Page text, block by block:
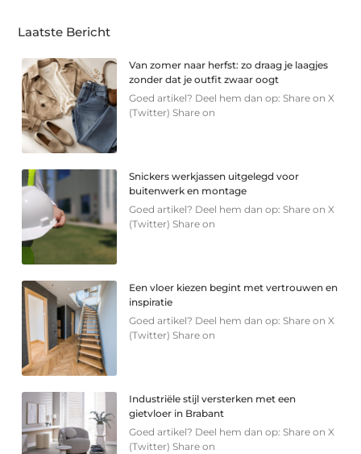
Laatste Bericht
Van zomer naar herfst: zo draag je laagjes
zonder dat je outfit zwaar oogt
Goed artikel? Deel hem dan op: Share on X
(Twitter) Share on
Snickers werkjassen uitgelegd voor
buitenwerk en montage
Goed artikel? Deel hem dan op: Share on X
(Twitter) Share on
Een vloer kiezen begint met vertrouwen en
inspiratie
Goed artikel? Deel hem dan op: Share on X
(Twitter) Share on
Industriële stijl versterken met een
gietvloer in Brabant
Goed artikel? Deel hem dan op: Share on X
(Twitter) Share on